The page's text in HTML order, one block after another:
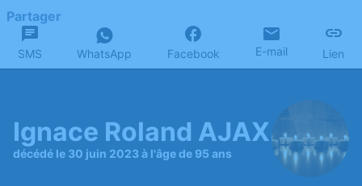
Partager
SMS WhatsApp Facebook E-mail Lien
Ignace Roland AJAX
décédé le 30 juin 2023 à l'âge de 95 ans